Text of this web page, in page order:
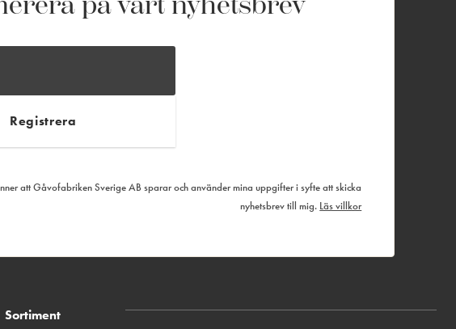
att Gåvofabriken Sverige AB sparar och använder mina uppgifter i syfte att skicka
nyhetsbrev till mig. Läs villkor
Sortiment